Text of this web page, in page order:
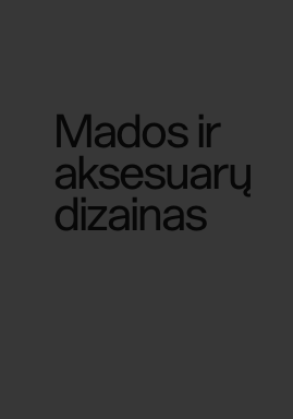
Mados ir
aksesuarų
dizainas